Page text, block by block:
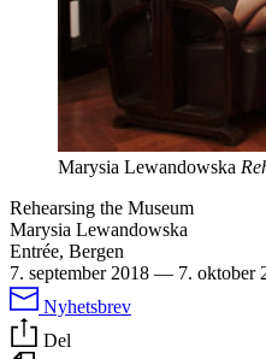
Marysia Lewandowska
Rehearsing the Museum
Marysia Lewandowska
Entrée, Bergen
7. september 2018 — 7. oktober
Nyhetsbrev
Del